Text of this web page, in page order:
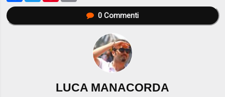
0Commenti
LUCA MANACORDA